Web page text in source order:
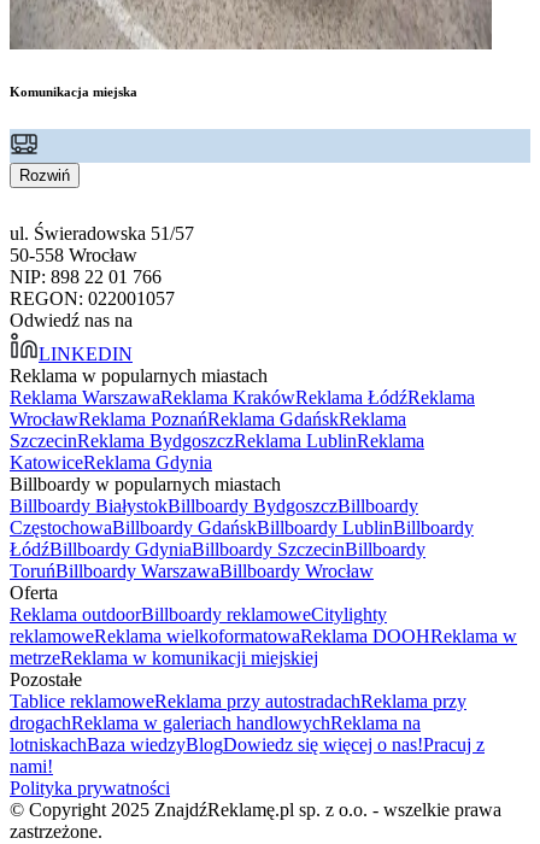
Komunikacja miejska
Rozwiń
ul. Świeradowska 51/57
50-558 Wrocław
NIP: 898 22 01 766
REGON: 022001057
Odwiedź nas na
LINKEDIN
Reklama w popularnych miastach
Reklama WarszawaReklama KrakówReklama ŁódźReklama
WrocławReklama PoznańReklama GdańskReklama
SzczecinReklama BydgoszczReklama LublinReklama
KatowiceReklama Gdynia
Billboardy w popularnych miastach
Billboardy BiałystokBillboardy BydgoszczBillboardy
CzęstochowaBillboardy GdańskBillboardy LublinBillboardy
ŁódźBillboardy GdyniaBillboardy SzczecinBillboardy
ToruńBillboardy WarszawaBillboardy Wrocław
Oferta
Reklama outdoorBillboardy reklamoweCitylighty
reklamoweReklama wielkoformatowaReklama DOOHReklama w
metrzeReklama w komunikacji miejskiej
Pozostałe
Tablice reklamoweReklama przy autostradachReklama przy
drogachReklama w galeriach handlowychReklama na
lotniskachBaza wiedzyBlogDowiedz się więcej o nas!Pracuj z
nami!
Polityka prywatności
© Copyright 2025 ZnajdźReklamę.pl sp. z o.o. - wszelkie prawa
zastrzeżone.